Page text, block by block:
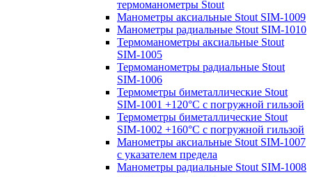
термоманометры Stout
Манометры аксиальные Stout SIM-1009
Манометры радиальные Stout SIM-1010
Термоманометры аксиальные Stout
SIM-1005
Термоманометры радиальные Stout
SIM-1006
Термометры биметаллические Stout
SIM-1001 +120°С с погружной гильзой
Термометры биметаллические Stout
SIM-1002 +160°С с погружной гильзой
Манометры аксиальные Stout SIM-1007
с указателем предела
Манометры радиальные Stout SIM-1008